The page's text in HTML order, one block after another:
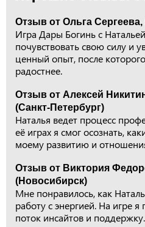
Отзыв от Ольга Сергеева,
Игра Дары Богинь с
почувствовать свою силу и
ценный опыт, после
радостнее.
Отзыв от Алексей
(Санкт-Петербург)
Наталья ведет процесс
её играх я смог осознать,
моему развитию и
Отзыв от Виктория
(Новосибирск)
Мне понравилось, как
работу с энергией. На игре
поток инсайтов и поддержку.